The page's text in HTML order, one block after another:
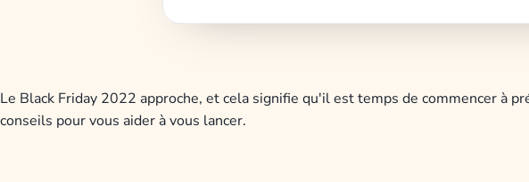
Le Black Friday 2022 approche, et cela signifie qu'il est temps de commencer à
conseils pour vous aider à vous lancer.